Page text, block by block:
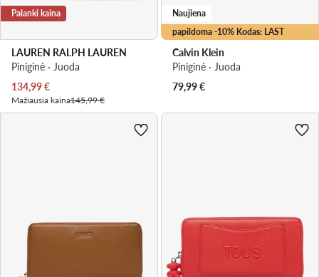
Palanki kaina
LAUREN RALPH LAUREN
Piniginė · Juoda
Dabartinė kaina
134,99€
Mažiausia kaina145,99 €
papildoma -10% Kodas: LAST
Naujiena
Calvin Klein
Piniginė · Juoda
79,99€